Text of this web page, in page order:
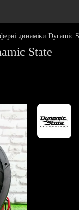
динаміки Dynamic
State